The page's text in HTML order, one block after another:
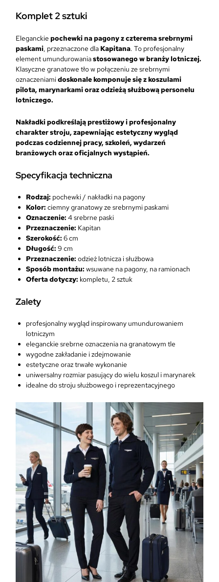
l
t
N
a
a
i
n
a
P
g
n
y
S
e
b
n
e
z
e
y
P
a
k
K
a
Komplet 2 sztuki
Eleganckie pochewki na pagony z czterema srebrnymi
paskami, przeznaczone dla Kapitana. To profesjonalny
element umundurowaniastosowanego w branży lotniczej.
Klasyczne granatowe tło w połączeniu ze srebrnymi
oznaczeniamidoskonale komponuje się z koszulami
pilota, marynarkami oraz odzieżą służbową personelu
lotniczego.
Nakładki podkreślają prestiżowy i profesjonalny
charakter stroju, zapewniając estetyczny wygląd
podczas codziennej pracy, szkoleń, wydarzeń
branżowych oraz oficjalnych wystąpień.
Specyfikacja techniczna
Rodzaj: pochewki / nakładki na pagony
Kolor: ciemny granatowy ze srebrnymi paskami
Oznaczenie: 4 srebrne paski
Przeznaczenie: Kapitan
Szerokość: 6 cm
Długość: 9 cm
Przeznaczenie: odzież lotnicza i służbowa
Sposób montażu: wsuwane na pagony, na ramionach
Oferta dotyczy: kompletu, 2 sztuk
Zalety
profesjonalny wygląd inspirowany umundurowaniem
lotniczym
eleganckie srebrne oznaczenia na granatowym tle
wygodne zakładanie i zdejmowanie
estetyczne oraz trwałe wykonanie
uniwersalny rozmiar pasujący do wielu koszul i marynarek
idealne do stroju służbowego i reprezentacyjnego